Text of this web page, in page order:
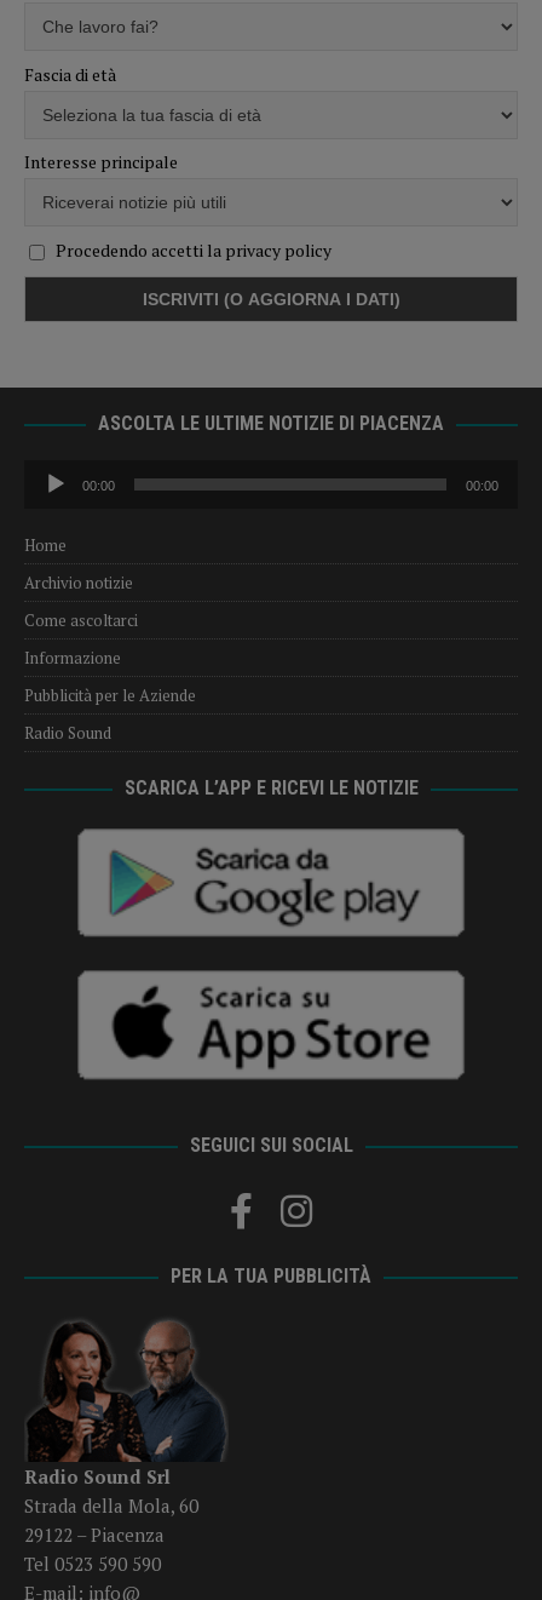
Fascia di età
Interesse principale
Procedendo accetti la privacy policy
ASCOLTA LE ULTIME NOTIZIE DI PIACENZA
Audio
Player
00:00 00:00
Home
Archivio notizie
Come ascoltarci
Informazione
Pubblicità per le Aziende
Radio Sound
SCARICA L’APP E RICEVI LE NOTIZIE
SEGUICI SUI SOCIAL
PER LA TUA PUBBLICITÀ
Radio Sound Srl
Strada della Mola, 60
29122 – Piacenza
Tel 0523 590 590
E-mail: info@